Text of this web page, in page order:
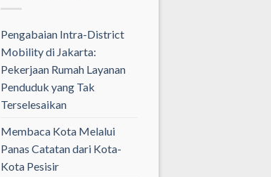
Pengabaian Intra-District
Mobility di Jakarta:
Pekerjaan Rumah Layanan
Penduduk yang Tak
Terselesaikan
Membaca Kota Melalui
Panas Catatan dari Kota-
Kota Pesisir